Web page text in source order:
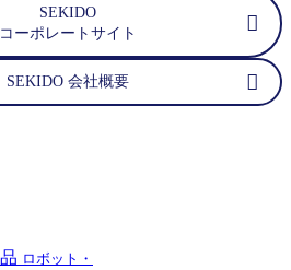
SEKIDO
コーポレートサイト
SEKIDO 会社概要
ロボット・